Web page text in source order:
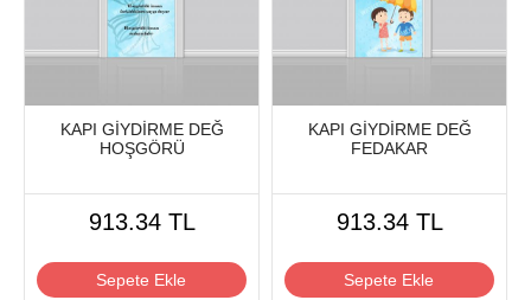
KAPI GİYDİRME DEĞ
HOŞGÖRÜ
913.34 TL
Sepete Ekle
KAPI GİYDİRME DEĞ
FEDAKAR
913.34 TL
Sepete Ekle